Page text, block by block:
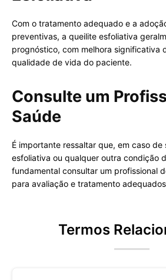
Com o tratamento adequado e a
preventivas, a queilite esfoliativa
prognóstico, com melhora significativa
qualidade de vida do paciente.
Consulte um
Saúde
É importante ressaltar que, em caso
esfoliativa ou qualquer outra condição
fundamental consultar um profissional
para avaliação e tratamento
Termos